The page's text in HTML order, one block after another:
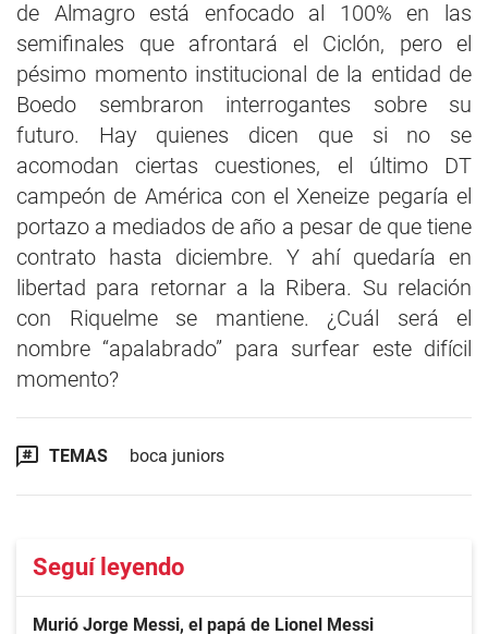
de Almagro está enfocado al 100% en las
semifinales que afrontará el Ciclón, pero el
pésimo momento institucional de la entidad de
Boedo sembraron interrogantes sobre su
futuro. Hay quienes dicen que si no se
acomodan ciertas cuestiones, el último DT
campeón de América con el Xeneize pegaría el
portazo a mediados de año a pesar de que tiene
contrato hasta diciembre. Y ahí quedaría en
libertad para retornar a la Ribera. Su relación
con Riquelme se mantiene. ¿Cuál será el
nombre “apalabrado” para surfear este difícil
momento?
TEMAS boca juniors
Seguí leyendo
Murió Jorge Messi, el papá de Lionel Messi